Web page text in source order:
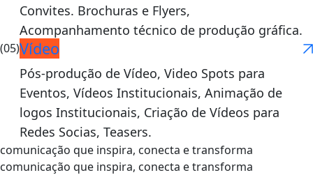
Convites. Brochuras e Flyers,
Acompanhamento técnico de produção gráfica.
(05)Vídeo
Pós-produção de Vídeo, Video Spots para
Eventos, Vídeos Institucionais, Animação de
logos Institucionais, Criação de Vídeos para
Redes Socias, Teasers.
comunicação que inspira, conecta e transforma
comunicação que inspira, conecta e transforma